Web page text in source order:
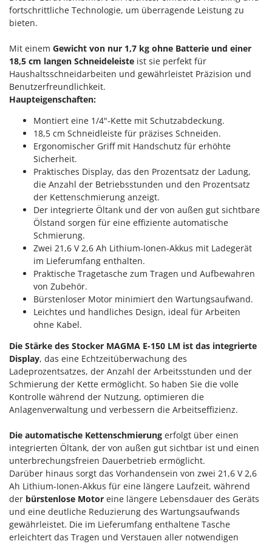
Klimaanlagen – Klimageräte
Knetmaschinen
Knochensägen
Kompressoren - elektrisch
Kompressoren für Ernte und Baumschnitt
Kreiseleggen
Küchenreiben - elektrisch
Kükenaufzuchtboxen
Laderampe aus Aluminium
Laubsauger - Laubbläser
Laubsauger auf Rädern
Luftentfeuchter
Luftkühler
Mähroboter
Maisentkörnungsmaschinen
Manuelle Heckenscheren
Mehrzweck-Sauggeräte
Minibacköfen
Motorhacken - Gartenfräsen
Motorspritzen
Mulcher für Traktor
N
Notstromaggregat
Nudelmaschinen
O
Obstmühlen Obsthäcksler Obstmuser
Obstpressen
Olivenernter und Schüttler
E
Echo
EcoFlow
Edilmark
Effeuno
Einhell
Elegen
Energy Gruppi
Enotecnica Pillan
Eschenfelder
EuroMech
Eurosystems
FAC
Fama Industrie
Famag
Famur
FARMER
Ferrari Group
Ferroni
Ferrua
FIAC
Fimar
FINI
Fiorentini
Fiskars
Flymo
Fontana Forni
fortschrittliche Technologie, um überragende Leistung zu
bieten.
Mit einem Gewicht von nur 1,7 kg ohne Batterie und einer
18,5 cm langen Schneideleiste ist sie perfekt für
Haushaltsschneidarbeiten und gewährleistet Präzision und
Benutzerfreundlichkeit.
Haupteigenschaften:
Montiert eine 1/4"-Kette mit Schutzabdeckung.
18,5 cm Schneidleiste für präzises Schneiden.
Ergonomischer Griff mit Handschutz für erhöhte
Sicherheit.
Praktisches Display, das den Prozentsatz der Ladung,
die Anzahl der Betriebsstunden und den Prozentsatz
der Kettenschmierung anzeigt.
Der integrierte Öltank und der von außen gut sichtbare
Ölstand sorgen für eine effiziente automatische
Schmierung.
Zwei 21,6 V 2,6 Ah Lithium-Ionen-Akkus mit Ladegerät
im Lieferumfang enthalten.
Praktische Tragetasche zum Tragen und Aufbewahren
von Zubehör.
Bürstenloser Motor minimiert den Wartungsaufwand.
Leichtes und handliches Design, ideal für Arbeiten
ohne Kabel.
Die Stärke des Stocker MAGMA E-150 LM ist das integrierte
Display, das eine Echtzeitüberwachung des
Ladeprozentsatzes, der Anzahl der Arbeitsstunden und der
Schmierung der Kette ermöglicht. So haben Sie die volle
Kontrolle während der Nutzung, optimieren die
Anlagenverwaltung und verbessern die Arbeitseffizienz.
Die automatische Kettenschmierung erfolgt über einen
integrierten Öltank, der von außen gut sichtbar ist und einen
unterbrechungsfreien Dauerbetrieb ermöglicht.
Darüber hinaus sorgt das Vorhandensein von zwei 21,6 V 2,6
Ah Lithium-Ionen-Akkus für eine längere Laufzeit, während
der bürstenlose Motor eine längere Lebensdauer des Geräts
und eine deutliche Reduzierung des Wartungsaufwands
gewährleistet. Die im Lieferumfang enthaltene Tasche
erleichtert das Tragen und Verstauen aller notwendigen